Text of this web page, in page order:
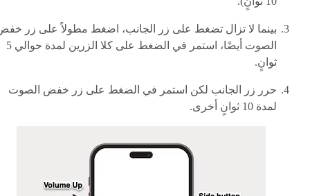
بينما لا تزال تضغط على زر الجانب، اضغط مطولاً على زر
الصوت أيضًا، استمر في الضغط على كلا الزرين لمدة حوالي 5
ثوانٍ.
حرر زر الجانب لكن استمر في الضغط على زر خفض الصوت
لمدة 10 ثوانٍ أخرى.